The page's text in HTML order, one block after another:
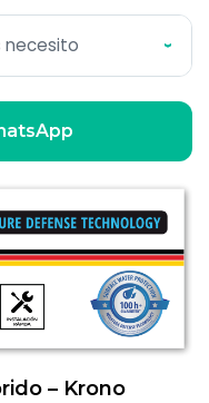
necesito ›
– Krono